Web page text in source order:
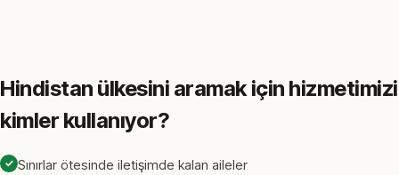
Hindistan ülkesini aramak için hizmetimizi
kimler kullanıyor?
✓ Sınırlar ötesinde iletişimde kalan aileler